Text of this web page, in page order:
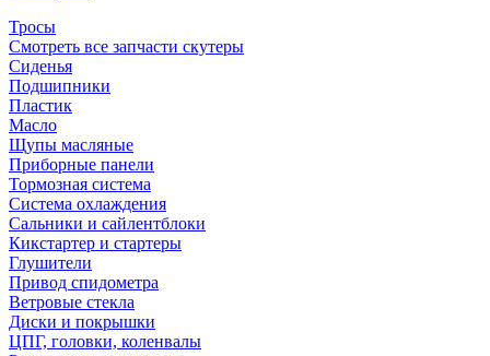
Тросы
Смотреть все запчасти скутеры
Сиденья
Подшипники
Пластик
Масло
Щупы масляные
Приборные панели
Тормозная система
Система охлаждения
Сальники и сайлентблоки
Кикстартер и стартеры
Глушители
Привод спидометра
Ветровые стекла
Диски и покрышки
ЦПГ, головки, коленвалы